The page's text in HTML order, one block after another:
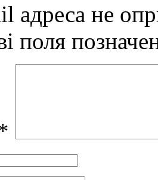
адреса не
поля